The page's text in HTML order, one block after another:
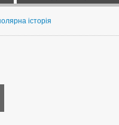
історія